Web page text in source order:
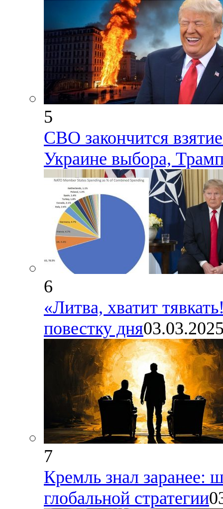
5
СВО закончится
Украине выбора,
6
«Литва, хватит
повестку дня
7
Кремль знал заранее:
глобальной стратегии